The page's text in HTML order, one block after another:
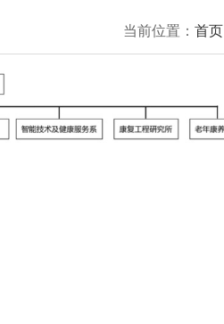
当前位置： 首页